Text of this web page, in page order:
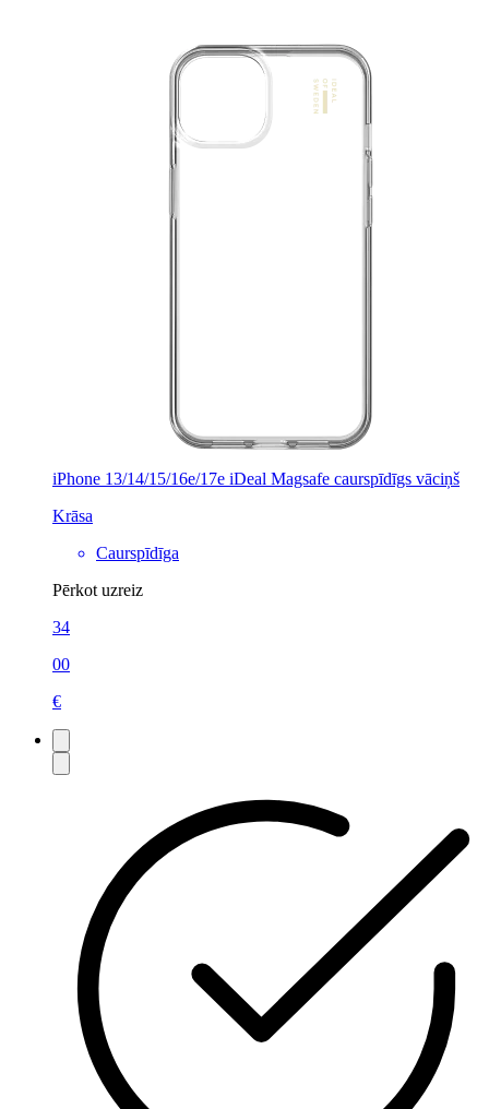
iPhone 13/14/15/16e/17e iDeal Magsafe caurspīdīgs vāciņš
Krāsa
Caurspīdīga
Pērkot uzreiz
34
00
€